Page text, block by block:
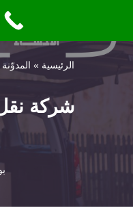
إلى
المحتوى
الرئيسية » المدوّنة
شركة